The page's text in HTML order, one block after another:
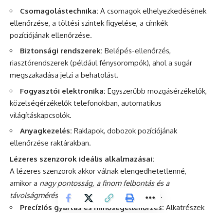
Csomagolástechnika: A csomagok elhelyezkedésének
ellenőrzése, a töltési szintek figyelése, a címkék
pozíciójának ellenőrzése.
Biztonsági rendszerek: Belépés-ellenőrzés,
riasztórendszerek (például fénysorompók), ahol a sugár
megszakadása jelzi a behatolást.
Fogyasztói elektronika: Egyszerűbb mozgásérzékelők,
közelségérzékelők telefonokban, automatikus
világításkapcsolók.
Anyagkezelés: Raklapok, dobozok pozíciójának
ellenőrzése raktárakban.
Lézeres szenzorok ideális alkalmazásai:
A lézeres szenzorok akkor válnak elengedhetetlenné,
amikor a nagy pontosság, a finom felbontás és a
távolságmérés precizitása
kiemelt fontosságú.
Precíziós gyártás és minőségellenőrzés: Alkatrészek